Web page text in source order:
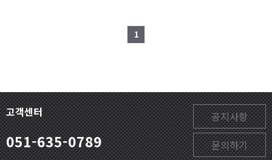
1
고객센터
051-635-0789
공지사항
문의하기